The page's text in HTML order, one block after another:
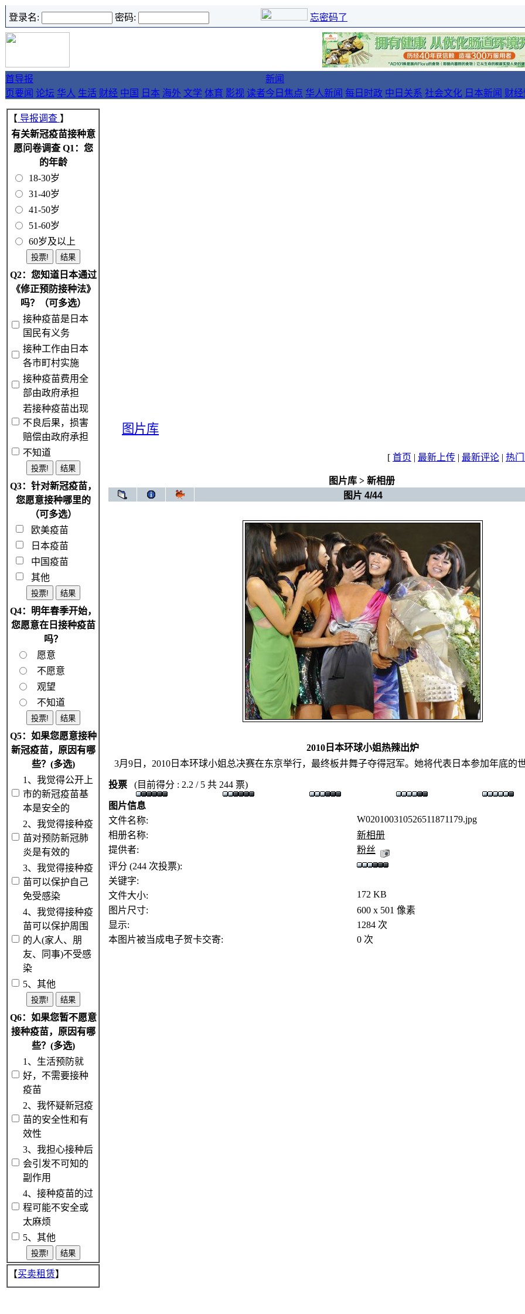
登录名: 密码: 忘密码了
首
页
导报
要闻 论坛 华人 生活 财经 中国 日本 海外 文学 体育 影视 读者
新闻
今日焦点 华人新闻 每日时政 中日关系 社会文化 日本新闻 财
【 导报调查 】
有关新冠疫苗接种意
愿问卷调查 Q1：您
的年龄
18-30岁
31-40岁
41-50岁
51-60岁
60岁及以上
Q2：您知道日本通过
《修正预防接种法》
吗？（可多选）
接种疫苗是日本
国民有义务
接种工作由日本
各市町村实施
接种疫苗费用全
部由政府承担
若接种疫苗出现
不良后果，损害
赔偿由政府承担
不知道
Q3：针对新冠疫苗，
您愿意接种哪里的
（可多选）
欧美疫苗
日本疫苗
中国疫苗
其他
Q4：明年春季开始，
您愿意在日接种疫苗
吗？
愿意
不愿意
观望
不知道
Q5：如果您愿意接种
新冠疫苗，原因有哪
些？(多选)
1、我觉得公开上
市的新冠疫苗基
本是安全的
2、我觉得接种疫
苗对预防新冠肺
炎是有效的
3、我觉得接种疫
苗可以保护自己
免受感染
4、我觉得接种疫
苗可以保护周围
的人(家人、朋
友、同事)不受感
染
5、其他
Q6：如果您暂不愿意
接种疫苗，原因有哪
些？(多选)
1、生活预防就
好，不需要接种
疫苗
2、我怀疑新冠疫
苗的安全性和有
效性
3、我担心接种后
会引发不可知的
副作用
4、接种疫苗的过
程可能不安全或
太麻烦
5、其他
【买卖租赁】
图片库
[ 首页 | 最新上传 | 最新评论 | 热
图片库> 新相册
图片 4/44
2010日本环球小姐热辣出炉
3月9日，2010日本环球小姐总决赛在东京举行，最终板井舞子夺得冠军。她将代表日本参加年底的
投票 (目前得分 : 2.2 / 5 共 244 票)
图片信息
文件名称:
W020100310526511871179.jpg
相册名称:
新相册
提供者:
粉丝
评分 (244 次投票):
关键字:
文件大小:
172 KB
图片尺寸:
600 x 501 像素
显示:
1284 次
本图片被当成电子贺卡交寄:
0 次